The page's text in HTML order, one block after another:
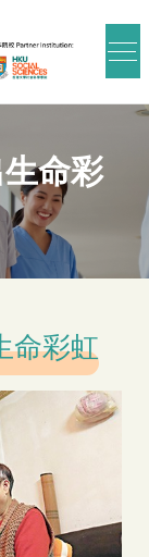
命彩
命彩虹